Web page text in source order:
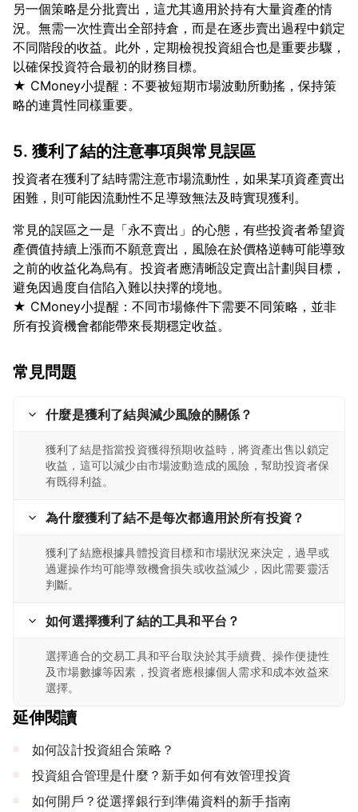
另一個策略是分批賣出，這尤其適用於持有大量資產的情
況。無需一次性賣出全部持倉，而是在逐步賣出過程中鎖定
不同階段的收益。此外，定期檢視投資組合也是重要步驟，
以確保投資符合最初的財務目標。
★ CMoney小提醒：不要被短期市場波動所動搖，保持策
5. 獲利了結的注意事項與常見誤區
投資者在獲利了結時需注意市場流動性，如果某項資產賣出
常見的誤區之一是「永不賣出」的心態，有些投資者希望資
產價值持續上漲而不願意賣出，風險在於價格逆轉可能導致
之前的收益化為烏有。投資者應清晰設定賣出計劃與目標，
避免因過度自信陷入難以抉擇的境地。
★ CMoney小提醒：不同市場條件下需要不同策略，並非
常見問題
什麼是獲利了結與減少風險的關係？
獲利了結是指當投資獲得預期收益時，將資產出售以鎖定
收益，這可以減少由市場波動造成的風險，幫助投資者保
有既得利益。
為什麼獲利了結不是每次都適用於所有投資？
獲利了結應根據具體投資目標和市場狀況來決定，過早或
過遲操作均可能導致機會損失或收益減少，因此需要靈活
判斷。
如何選擇獲利了結的工具和平台？
選擇適合的交易工具和平台取決於其手續費、操作便捷性
及市場數據等因素，投資者應根據個人需求和成本效益來
選擇。
延伸閱讀
如何設計投資組合策略？
投資組合管理是什麼？新手如何有效管理投資
如何開戶？從選擇銀行到準備資料的新手指南